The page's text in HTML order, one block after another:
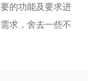
的功能及要求进
求，舍去一些不